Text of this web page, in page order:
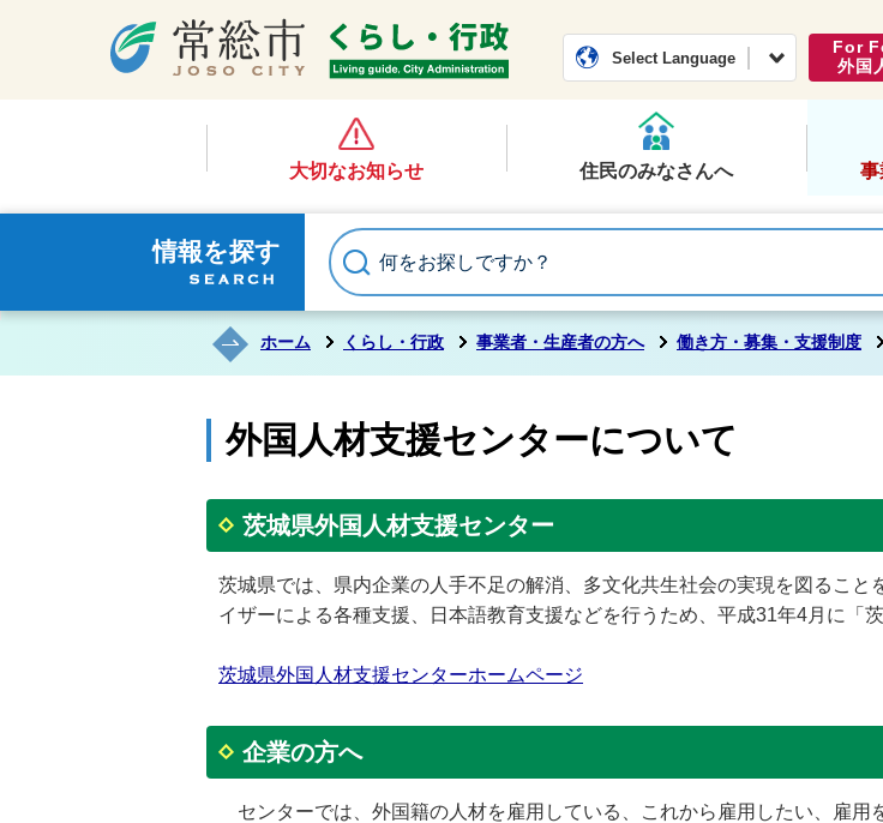
常総市公式ホームペ
Select Language
For
外国
大切なお知らせ 住民のみなさんへ 事
情報を探す
ホーム くらし・行政 事業者・生産者の方へ 働き方・募集・支援制度
外国人材支援センターについて
茨城県外国人材支援センター
茨城県では、県内企業の人手不足の解消、多文化共生社会の実現を図るこ
イザーによる各種支援、日本語教育支援などを行うため、平成31年4月に「
茨城県外国人材支援センターホームページ
企業の方へ
センターでは、外国籍の人材を雇用している、これから雇用したい、雇用